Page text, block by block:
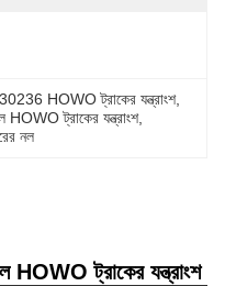
HOWO ট্রাকের যন্ত্রাংশ,
HOWO ট্রাকের যন্ত্রাংশ,
নল
ট্রাকের যন্ত্রাংশ